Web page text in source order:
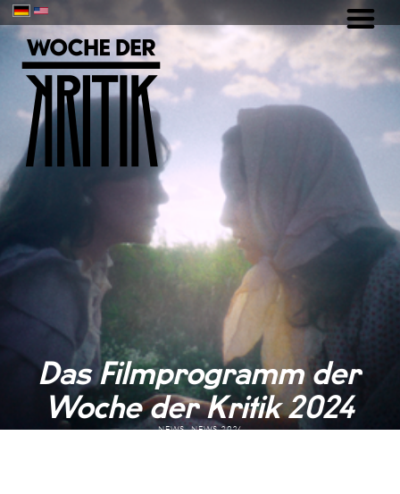
Das Filmprogramm der
Woche der Kritik 2024
NEWS, NEWS 2024